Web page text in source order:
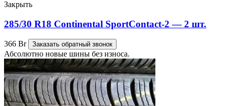
Закрыть
285/30 R18 Continental SportContact-2 — 2 шт.
366 Br Заказать обратный звонок
Абсолютно новые шины без износа.